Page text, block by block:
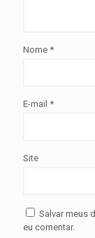
Nome *
E-mail *
Site
Salvar meus
eu comentar.